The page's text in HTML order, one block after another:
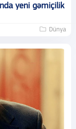
yeni gəmiçilik
Dünya